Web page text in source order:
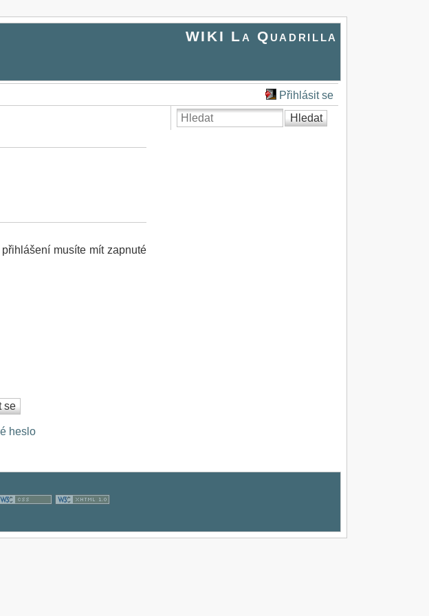
WIKI La Quadrilla
Přihlásit se
musíte mít zapnuté
se
heslo
Hledat